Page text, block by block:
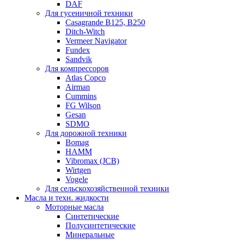
DAF
Для гусеничной техники
Casagrande B125, B250
Ditch-Witch
Vermeer Navigator
Fundex
Sandvik
Для компрессоров
Atlas Copco
Airman
Cummins
FG Wilson
Gesan
SDMO
Для дорожной техники
Bomag
HAMM
Vibromax (JCB)
Wirtgen
Vogele
Для сельскохозяйственной техники
Масла и техн. жидкости
Моторные масла
Синтетические
Полусинтетические
Минеральные